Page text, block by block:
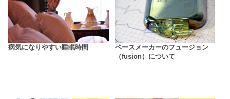
病気になりやすい睡眠時間
ペースメーカーのフュージョン
（fusion）について